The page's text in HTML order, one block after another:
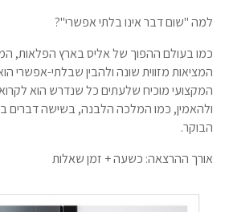
למה "שום דבר אינו בלתי אפשרי"?
כמו בעולם ההפוך של אליס בארץ הפלאות,
המציאות מזווית שונה ולהבין שבלתי-אפשרי
המקצועי מוכיח שלעתים כל שנדרש הוא
ולהאמין, כמו המלכה הלבנה, בשישה דברים
הבוקר.
אורך ההרצאה: כשעה + זמן שאלות